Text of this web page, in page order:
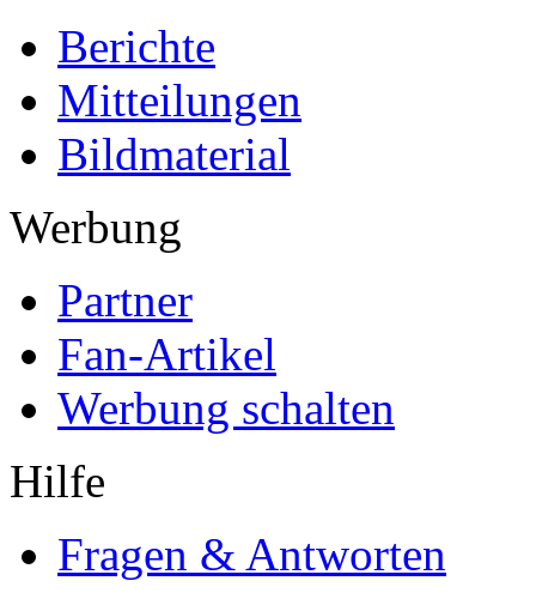
Berichte
Mitteilungen
Bildmaterial
Werbung
Partner
Fan-Artikel
Werbung schalten
Hilfe
Fragen & Antworten